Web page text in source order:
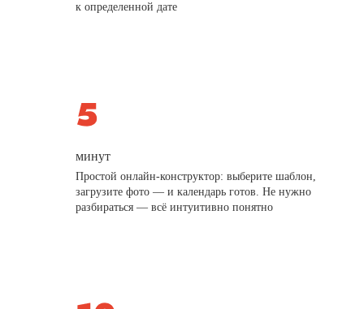
к определенной дате
минут
Простой онлайн-конструктор: выберите шаблон,
загрузите фото — и календарь готов. Не нужно
разбираться — всё интуитивно понятно